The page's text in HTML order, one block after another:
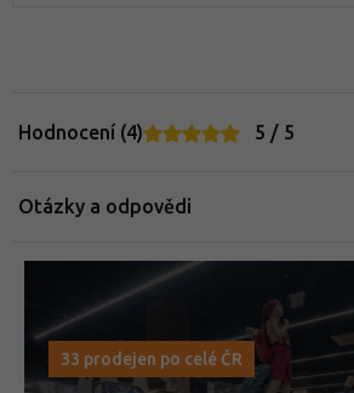
Hodnocení (4) 5 / 5
Otázky a odpovědi
33 prodejen po celé ČR